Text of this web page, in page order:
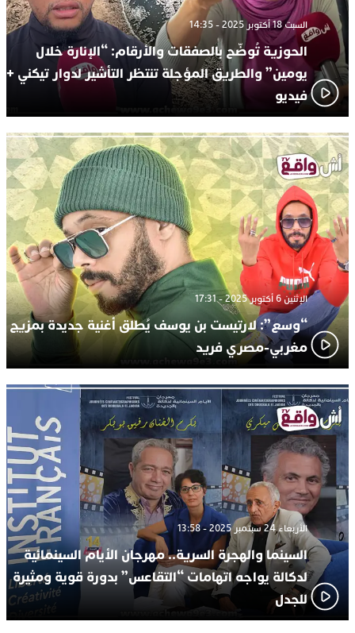
السبت 18 أكتوبر 2025 - 14:35
الحوزية تُوضّح بالصفقات والأرقام: “الإنارة خلال
يومين” والطريق المؤجلة تنتظر التأشير لدوار تيكني +
فيديو
الإثنين 6 أكتوبر 2025 - 17:31
“وسع”: لارتيست بن يوسف يُطلق أغنية جديدة بمزيج
مغربي-مصري فريد
الأربعاء 24 سبتمبر 2025 - 13:58
السينما والهجرة السرية.. مهرجان الأيام السينمائية
لدكالة يواجه اتهامات “التقاعس” بدورة قوية ومثيرة
للجدل